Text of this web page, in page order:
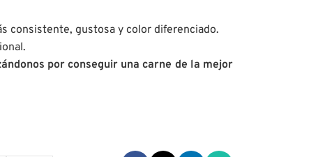
consistente, gustosa y color diferenciado.
por conseguir una carne de la mejor